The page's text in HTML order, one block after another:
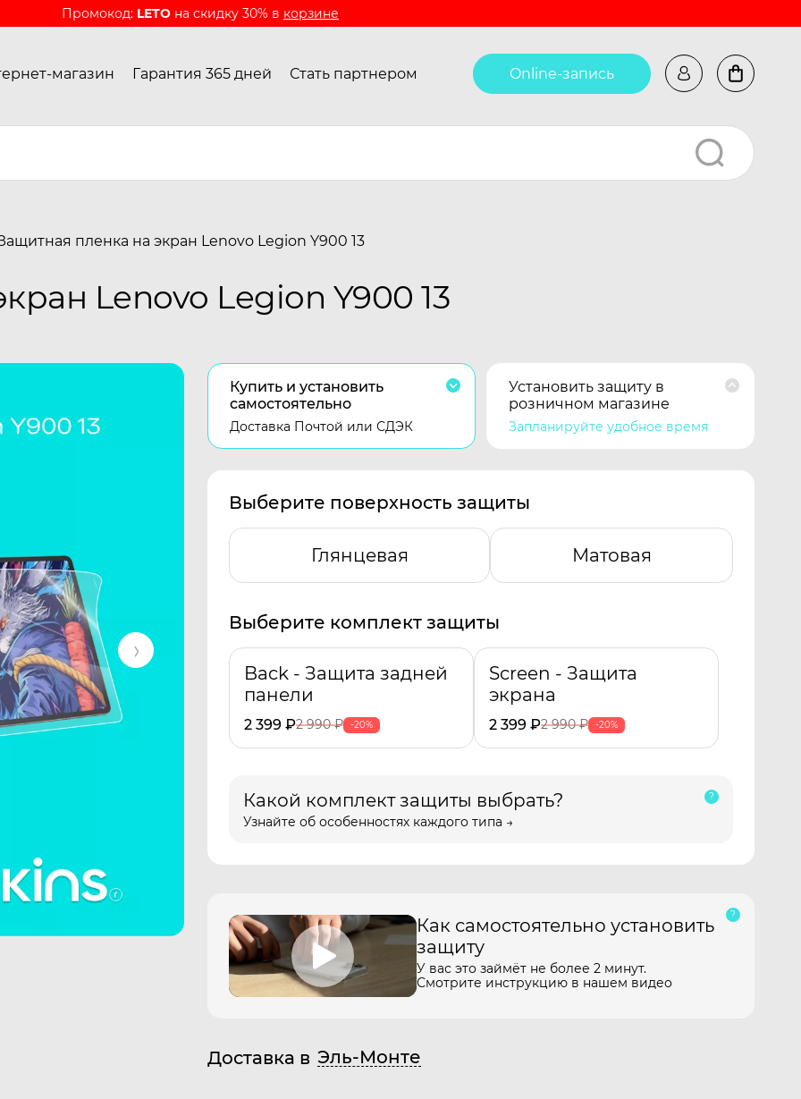
Промокод: LETO на скидку 30% в корзине
магазин Гарантия 365 дней Стать партнером Online-запись
пленка на экран Lenovo Legion Y900 13
Lenovo Legion Y900 13
Купить и установить
самостоятельно
Доставка Почтой или СДЭК
Установить защиту в
розничном магазине
Запланируйте удобное время
Выберите поверхность защиты
Глянцевая Матовая
Выберите комплект защиты
Back - Защита задней
панели
2 399 ₽2 990₽ -20%
Screen - Защита
экрана
2 399 ₽2 990₽ -20%
Какой комплект защиты выбрать?
Узнайте об особенностях каждого типа →
Как самостоятельно установить
защиту
У вас это займёт не более 2 минут.
Смотрите инструкцию в нашем видео
Доставка в Эль-Монте